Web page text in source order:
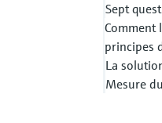
Sept
Comment
principes
La
Mesure